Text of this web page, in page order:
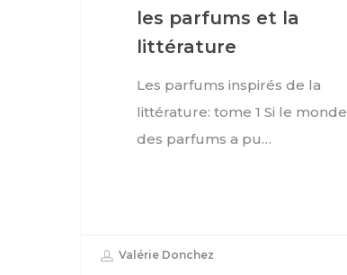
les parfums et la
littérature
Les parfums inspirés de la
littérature: tome 1 Si le monde
des parfums a pu…
Valérie Donchez